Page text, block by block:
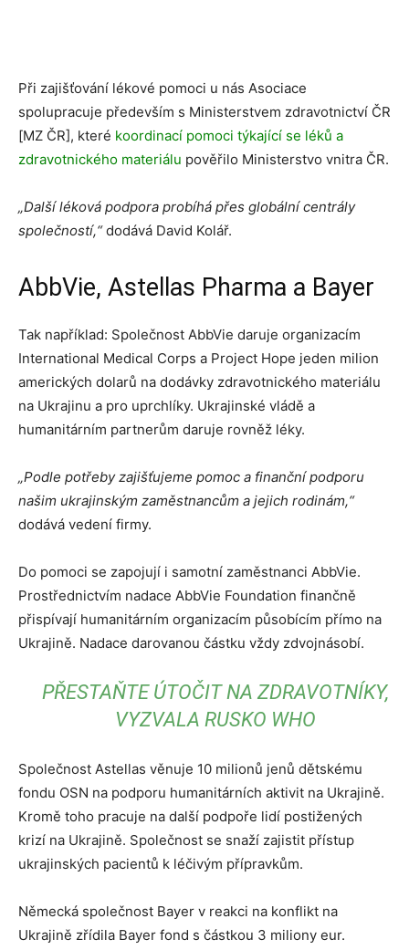
Při zajišťování lékové pomoci u nás Asociace
spolupracuje především s Ministerstvem zdravotnictví ČR
[MZ ČR], které koordinací pomoci týkající se léků a
zdravotnického materiálu pověřilo Ministerstvo vnitra ČR.
„Další léková podpora probíhá přes globální centrály
společností,“dodává David Kolář.
AbbVie, Astellas Pharma a Bayer
Tak například: Společnost AbbVie daruje organizacím
International Medical Corps a Project Hope jeden milion
amerických dolarů na dodávky zdravotnického materiálu
na Ukrajinu a pro uprchlíky. Ukrajinské vládě a
humanitárním partnerům daruje rovněž léky.
„Podle potřeby zajišťujeme pomoc a finanční podporu
našim ukrajinským zaměstnancům a jejich rodinám,“
dodává vedení firmy.
Do pomoci se zapojují i samotní zaměstnanci AbbVie.
Prostřednictvím nadace AbbVie Foundation finančně
přispívají humanitárním organizacím působícím přímo na
Ukrajině. Nadace darovanou částku vždy zdvojnásobí.
PŘESTAŇTE ÚTOČIT NA ZDRAVOTNÍKY,
VYZVALA RUSKO WHO
Společnost Astellas věnuje 10 milionů jenů dětskému
fondu OSN na podporu humanitárních aktivit na Ukrajině.
Kromě toho pracuje na další podpoře lidí postižených
krizí na Ukrajině. Společnost se snaží zajistit přístup
ukrajinských pacientů k léčivým přípravkům.
Německá společnost Bayer v reakci na konflikt na
Ukrajině zřídila Bayer fond s částkou 3 miliony eur.